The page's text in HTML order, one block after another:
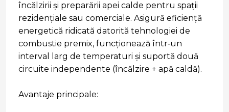
încălzirii şi preparării apei calde pentru spaţii
rezidenţiale sau comerciale. Asigură eficienţă
energetică ridicată datorită tehnologiei de
combustie premix, funcţionează într‑un
interval larg de temperaturi şi suportă două
circuite independente (încălzire + apă caldă).
Avantaje principale: